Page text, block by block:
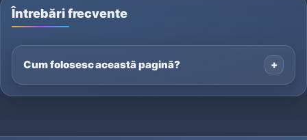
Întrebări frecvente
Cum folosesc această pagină?